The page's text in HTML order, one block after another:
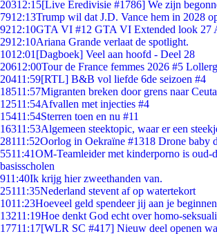
20312:15[Live Eredivisie #1786] We zijn
7912:13Trump wil dat J.D. Vance hem in 2028
9212:10GTA VI #12 GTA VI Extended look 27
2912:10Ariana Grande verlaat de spotlight.
1012:01 [Dagboek] Veel aan hoofd - Deel 28
20612:00Tour de France femmes 2026 #5
20411:59[RTL] B&B vol liefde 6de seizoen #4
18511:57Migranten breken door grens naar
12511:54Afvallen met injecties #4
15411:54Sterren toen en nu #11
16311:53Algemeen steektopic, waar er een
28111:52Oorlog in Oekraïne #1318 Drone baby
5511:41OM-Teamleider met kinderporno is oud-
basisscholen
911:40Ik krijg hier zweethanden van.
25111:35Nederland stevent af op watertekort
1011:23Hoeveel geld spendeer jij aan je
13211:19Hoe denkt God echt over homo-
17711:17[WLR SC #417] Nieuw deel openen